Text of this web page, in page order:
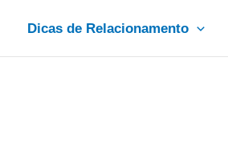
Dicas de Relacionamento